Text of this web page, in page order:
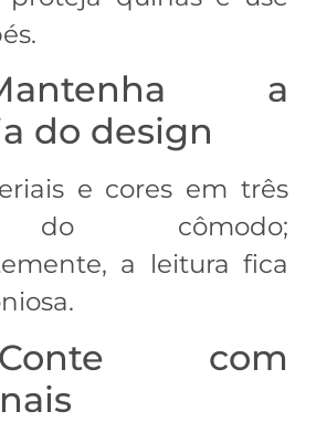
a
do design
e cores em três
do cômodo;
a leitura fica
com